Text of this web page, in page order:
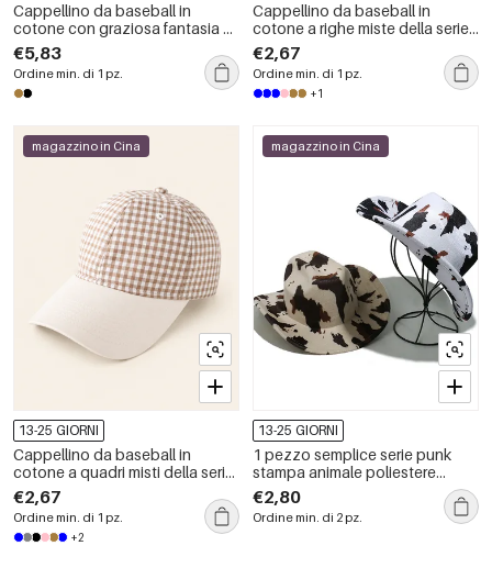
Cappellino da baseball in
cotone con graziosa fantasia di
animali e cuori.
€5,83
Ordine min. di 1 pz.
Cappellino da baseball in
cotone a righe miste della serie
Simple, modello casual.
€2,67
Ordine min. di 1 pz.
+1
magazzino in Cina
13-25 GIORNI
Cappellino da baseball in
cotone a quadri misti della serie
Simple Series
€2,67
Ordine min. di 1 pz.
+2
magazzino in Cina
13-25 GIORNI
1 pezzo semplice serie punk
stampa animale poliestere
cappelli da donna
€2,80
Ordine min. di 2 pz.